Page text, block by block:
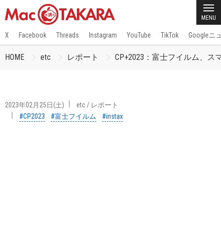
MENU
X Facebook Threads Instagram YouTube TikTok Googleニ
HOME etc レポート CP+2023：富士フイルム、ス
2023年02月25日(土) etc/ レポート
#CP2023
#富士フイルム #instax